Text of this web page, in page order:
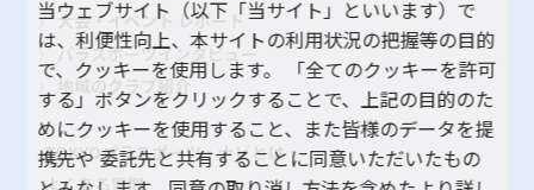
大会・イベント レポート
パラスポーツインタビュー
地域のクラブ紹介
TOKYOパラスポーツ・ナビとは
よくある質問
当ウェブサイト（以下「当サイト」といいます）で
は、利便性向上、本サイトの利用状況の把握等の目的
で、クッキーを使用します。 「全てのクッキーを許可
する」ボタンをクリックすることで、上記の目的のた
めにクッキーを使用すること、また皆様のデータを提
携先や 委託先と共有することに同意いただいたもの